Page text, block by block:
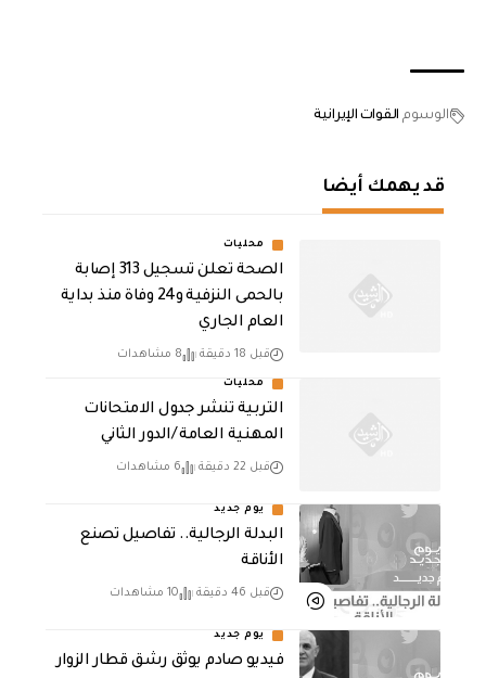
الوسوم القوات الإيرانية
قد يهمك أيضا
محليات
الصحة تعلن تسجيل 313 إصابة
بالحمى النزفية و24 وفاة منذ بداية
العام الجاري
قبل 18 دقيقة 8 مشاهدات
محليات
التربية تنشر جدول الامتحانات
المهنية العامة /الدور الثاني
قبل 22 دقيقة 6 مشاهدات
يوم جديد
البدلة الرجالية.. تفاصيل تصنع
الأناقة
قبل 46 دقيقة 10 مشاهدات
يوم جديد
فيديو صادم يوثق رشق قطار الزوار